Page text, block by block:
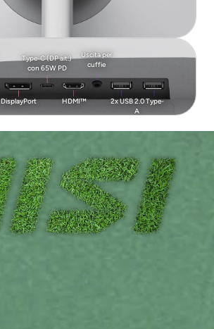
Type-C (DP alt.)
con 65W PD
Uscita per
cuffie
DisplayPort HDMI™
2x USB 2.0 Type-
A